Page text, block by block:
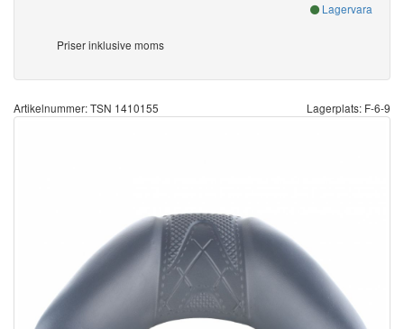
Lagervara
Priser inklusive moms
Artikelnummer: TSN 1410155 Lagerplats: F-6-9